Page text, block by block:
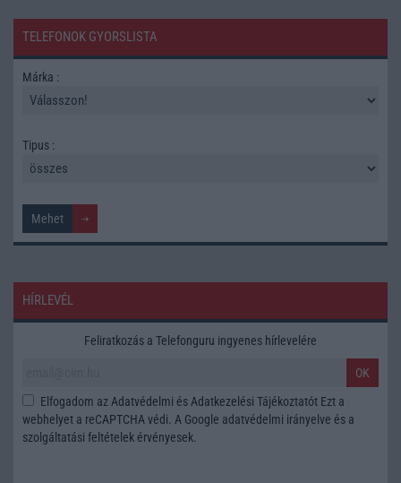
TELEFONOK GYORSLISTA
Márka :
Tipus :
HÍRLEVÉL
Feliratkozás a Telefonguru ingyenes hírlevelére
OK
Elfogadom az Adatvédelmi és Adatkezelési Tájékoztatót Ezt a
webhelyet a reCAPTCHA védi. A Google adatvédelmi irányelve és a
szolgáltatási feltételek érvényesek.